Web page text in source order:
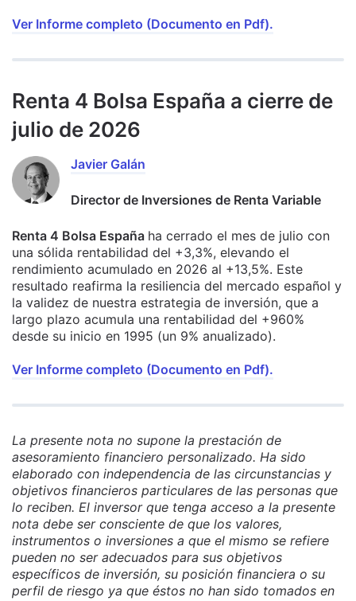
Ver Informe completo (Documento en Pdf).
Renta 4 Bolsa España a cierre de
julio de 2026
Javier Galán
Director de Inversiones de Renta Variable
Renta 4 Bolsa España ha cerrado el mes de julio con
una sólida rentabilidad del +3,3%, elevando el
rendimiento acumulado en 2026 al +13,5%. Este
resultado reafirma la resiliencia del mercado español y
la validez de nuestra estrategia de inversión, que a
largo plazo acumula una rentabilidad del +960%
desde su inicio en 1995 (un 9% anualizado).
Ver Informe completo (Documento en Pdf).
La presente nota no supone la prestación de
asesoramiento financiero personalizado. Ha sido
elaborado con independencia de las circunstancias y
objetivos financieros particulares de las personas que
lo reciben. El inversor que tenga acceso a la presente
nota debe ser consciente de que los valores,
instrumentos o inversiones a que el mismo se refiere
pueden no ser adecuados para sus objetivos
específicos de inversión, su posición financiera o su
perfil de riesgo ya que éstos no han sido tomados en